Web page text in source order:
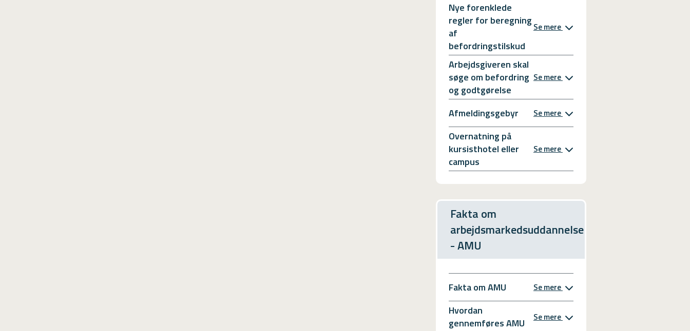
Nye forenklede
regler for beregning
af
befordringstilskud
Se mere
Arbejdsgiveren skal
søge om befordring
og godtgørelse
Se mere
Afmeldingsgebyr Se mere
Overnatning på
kursisthotel eller
campus
Se mere
Fakta om
arbejdsmarkedsuddannelse
- AMU
Fakta om AMU Se mere
Hvordan
gennemføres AMU
Se mere